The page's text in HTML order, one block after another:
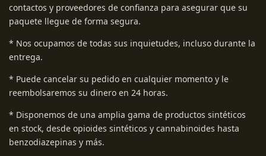
contactos y proveedores de confianza para asegurar que su
paquete llegue de forma segura.
* Nos ocupamos de todas sus inquietudes, incluso durante la
entrega.
* Puede cancelar su pedido en cualquier momento y le
reembolsaremos su dinero en 24 horas.
* Disponemos de una amplia gama de productos sintéticos
en stock, desde opioides sintéticos y cannabinoides hasta
benzodiazepinas y más.